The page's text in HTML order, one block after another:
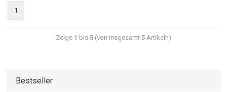
1
Zeige 1 bis 5 (von insgesamt 5 Artikeln)
Bestseller